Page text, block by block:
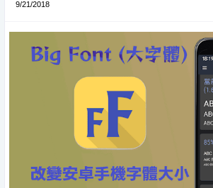
9/21/2018